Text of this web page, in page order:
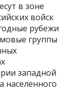
в зоне
войск
рубежи
группы
западной
населенного